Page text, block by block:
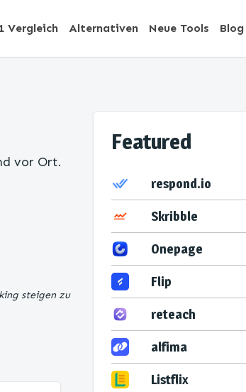
Vergleich Alternativen Neue Tools Blog
vor Ort.
steigen zu
Featured
respond.io
Skribble
Onepage
Flip
reteach
alfima
Listflix